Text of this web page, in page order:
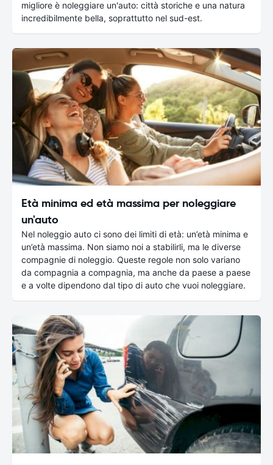
migliore è noleggiare un'auto: città storiche e una natura
incredibilmente bella, soprattutto nel sud-est.
Età minima ed età massima per noleggiare
un'auto
Nel noleggio auto ci sono dei limiti di età: un’età minima e
un’età massima. Non siamo noi a stabilirli, ma le diverse
compagnie di noleggio. Queste regole non solo variano
da compagnia a compagnia, ma anche da paese a paese
e a volte dipendono dal tipo di auto che vuoi noleggiare.